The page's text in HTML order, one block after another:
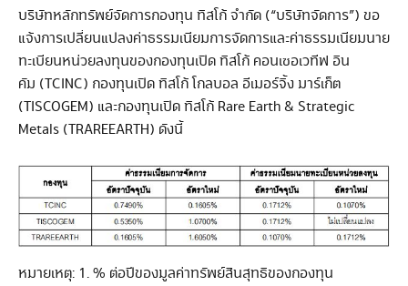
บริษัทหลักทรัพย์จัดการกองทุน ทิสโก้ จำกัด (“บริษัทจัดการ”) ขอ
แจ้งการเปลี่ยนแปลงค่าธรรมเนียมการจัดการและค่าธรรมเนียมนาย
ทะเบียนหน่วยลงทุนของกองทุนเปิด ทิสโก้ คอนเซอเวทีฟ อิน
คัม (TCINC) กองทุนเปิด ทิสโก้ โกลบอล อีเมอร์จิ้ง มาร์เก็ต
(TISCOGEM) และกองทุนเปิด ทิสโก้ Rare Earth & Strategic
Metals (TRAREEARTH) ดังนี้
หมายเหตุ: 1. % ต่อปีของมูลค่าทรัพย์สินสุทธิของกองทุน